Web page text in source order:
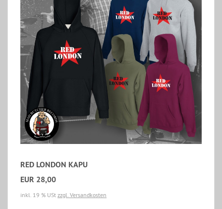
RED LONDON KAPU
EUR 28,00
inkl. 19 % USt zzgl. Versandkosten